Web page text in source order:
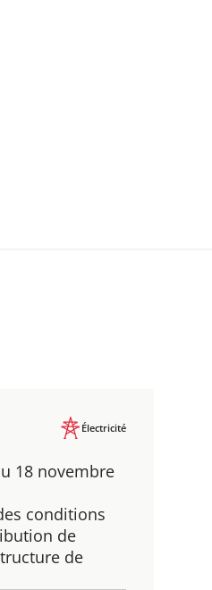
18 novembre
conditions
de
de
Électricité